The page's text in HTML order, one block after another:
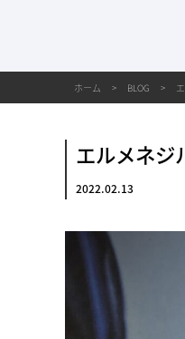
ホーム BLOG
エルメネジ
2022.02.13